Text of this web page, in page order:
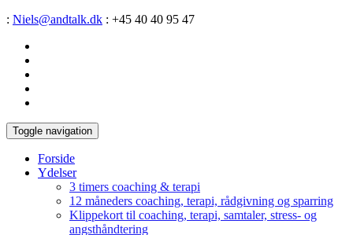
: Niels@andtalk.dk : +45 40 40 95 47
Toggle navigation
Forside
Ydelser
3 timers coaching & terapi
12 måneders coaching, terapi, rådgivning og sparring
Klippekort til coaching, terapi, samtaler, stress- og
angsthåndtering